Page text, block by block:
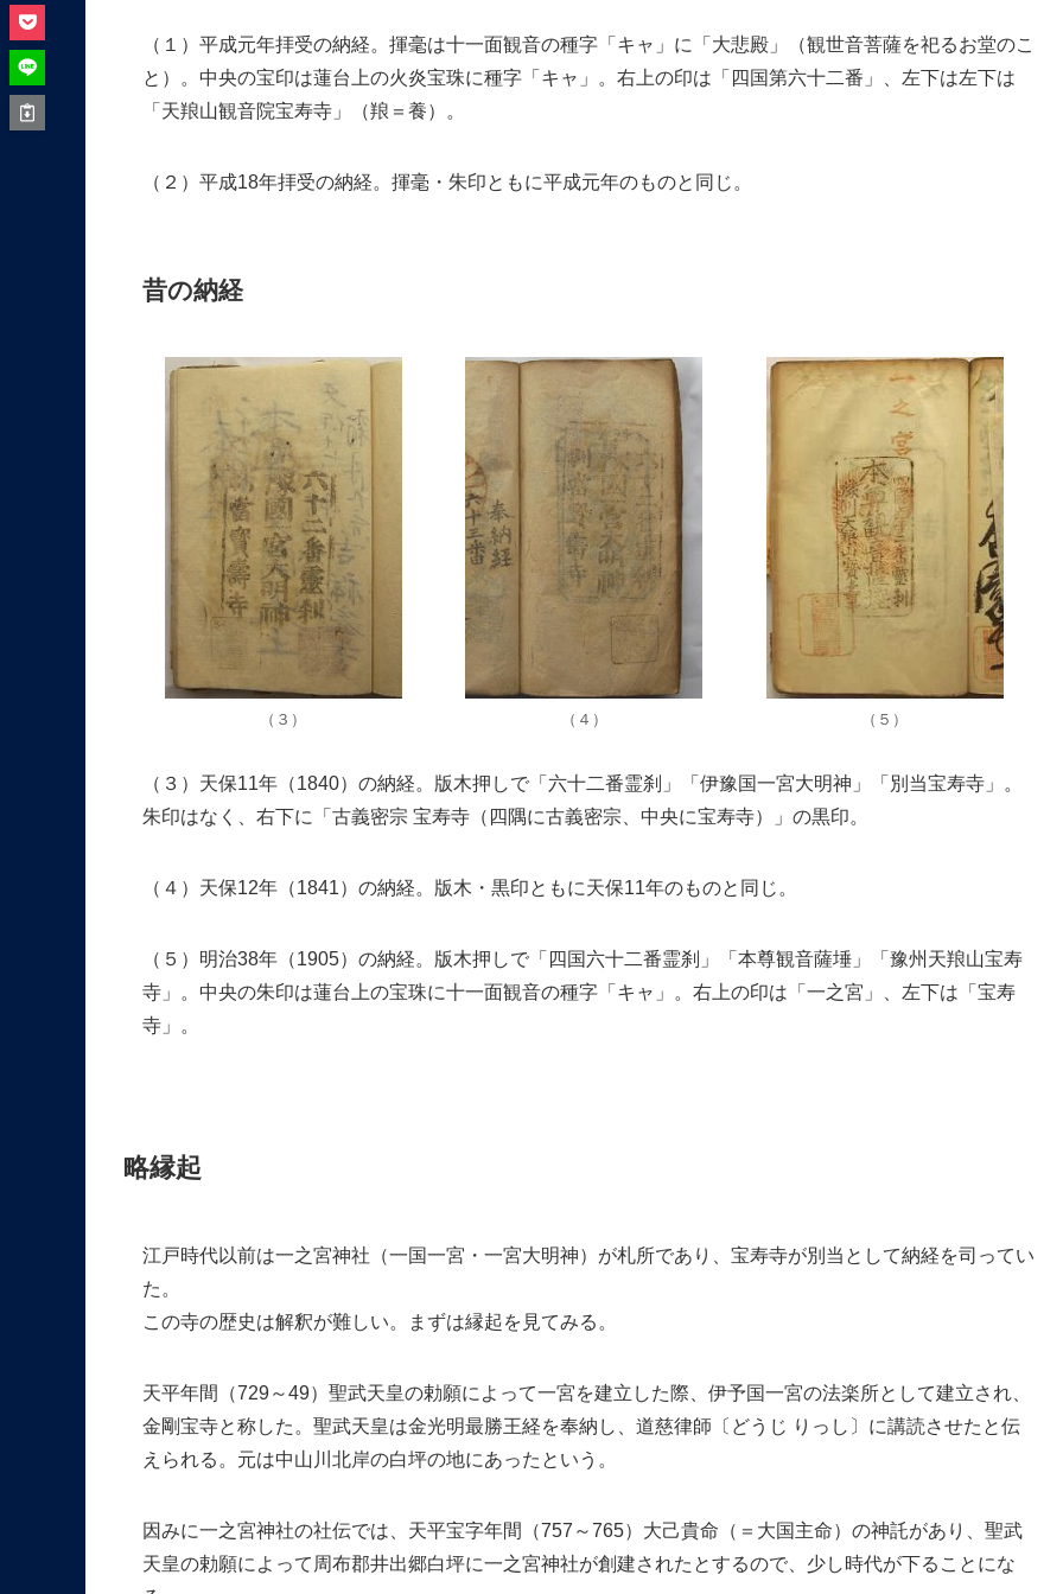
（１）平成元年拝受の納経。揮毫は十一面観音の種字「キャ」に「大悲殿」（観世音菩薩を祀るお堂のこ
と）。中央の宝印は蓮台上の火炎宝珠に種字「キャ」。右上の印は「四国第六十二番」、左下は左下は
「天羪山観音院宝寿寺」（羪＝養）。
（２）平成18年拝受の納経。揮毫・朱印ともに平成元年のものと同じ。
昔の納経
（３） （４） （５）
（３）天保11年（1840）の納経。版木押しで「六十二番霊刹」「伊豫国一宮大明神」「別当宝寿寺」。
朱印はなく、右下に「古義密宗 宝寿寺（四隅に古義密宗、中央に宝寿寺）」の黒印。
（４）天保12年（1841）の納経。版木・黒印ともに天保11年のものと同じ。
（５）明治38年（1905）の納経。版木押しで「四国六十二番霊刹」「本尊観音薩埵」「豫州天羪山宝寿
寺」。中央の朱印は蓮台上の宝珠に十一面観音の種字「キャ」。右上の印は「一之宮」、左下は「宝寿
寺」。
略縁起
江戸時代以前は一之宮神社（一国一宮・一宮大明神）が札所であり、宝寿寺が別当として納経を司ってい
た。
この寺の歴史は解釈が難しい。まずは縁起を見てみる。
天平年間（729～49）聖武天皇の勅願によって一宮を建立した際、伊予国一宮の法楽所として建立され、
金剛宝寺と称した。聖武天皇は金光明最勝王経を奉納し、道慈律師 〔どうじ りっし〕 に講読させたと伝
えられる。元は中山川北岸の白坪の地にあったという。
因みに一之宮神社の社伝では、天平宝字年間（757～765）大己貴命（＝大国主命）の神託があり、聖武
天皇の勅願によって周布郡井出郷白坪に一之宮神社が創建されたとするので、少し時代が下ることにな